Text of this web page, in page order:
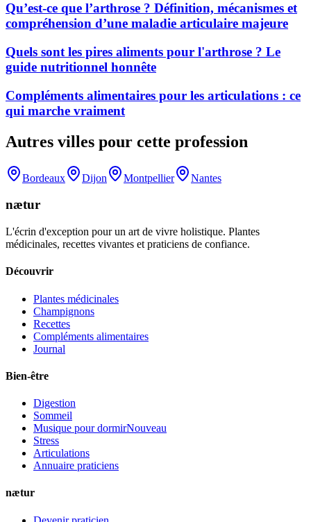
Qu’est-ce que l’arthrose ? Définition, mécanismes et
compréhension d’une maladie articulaire majeure
Quels sont les pires aliments pour l'arthrose ? Le
guide nutritionnel honnête
Compléments alimentaires pour les articulations : ce
qui marche vraiment
Autres villes pour cette profession
Bordeaux Dijon Montpellier Nantes
nætur
L'écrin d'exception pour un art de vivre holistique. Plantes
médicinales, recettes vivantes et praticiens de confiance.
Découvrir
Plantes médicinales
Champignons
Recettes
Compléments alimentaires
Journal
Bien-être
Digestion
Sommeil
Musique pour dormirNouveau
Stress
Articulations
Annuaire praticiens
nætur